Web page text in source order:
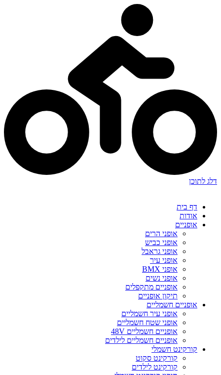
דלג לתוכן
דף בית
אודות
אופניים
אופני הרים
אופני כביש
אופני גראבל
אופני עיר
אופני BMX
אופני נשים
אופניים מתקפלים
תיקון אופניים
אופניים חשמליים
אופני עיר חשמליים
אופני שטח חשמליים
אופניים חשמליים 48V
אופניים חשמליים לילדים
קורקינט חשמלי
קורקינט סקוט
קורקינט לילדים